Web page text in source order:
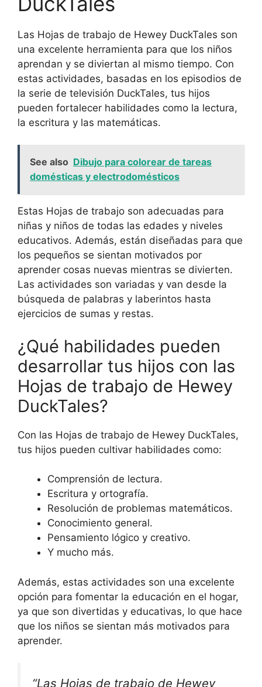
Las Hojas de trabajo de Hewey DuckTales son
una excelente herramienta para que los niños
aprendan y se diviertan al mismo tiempo. Con
estas actividades, basadas en los episodios de
la serie de televisión DuckTales, tus hijos
pueden fortalecer habilidades como la lectura,
la escritura y las matemáticas.
See also Dibujo para colorear de tareas
domésticas y electrodomésticos
Estas Hojas de trabajo son adecuadas para
niñas y niños de todas las edades y niveles
educativos. Además, están diseñadas para que
los pequeños se sientan motivados por
aprender cosas nuevas mientras se divierten.
Las actividades son variadas y van desde la
búsqueda de palabras y laberintos hasta
ejercicios de sumas y restas.
¿Qué habilidades pueden
desarrollar tus hijos con las
Hojas de trabajo de Hewey
DuckTales?
Con las Hojas de trabajo de Hewey DuckTales,
tus hijos pueden cultivar habilidades como:
Comprensión de lectura.
Escritura y ortografía.
Resolución de problemas matemáticos.
Conocimiento general.
Pensamiento lógico y creativo.
Y mucho más.
Además, estas actividades son una excelente
opción para fomentar la educación en el hogar,
ya que son divertidas y educativas, lo que hace
que los niños se sientan más motivados para
aprender.
“Las Hojas de trabajo de Hewey